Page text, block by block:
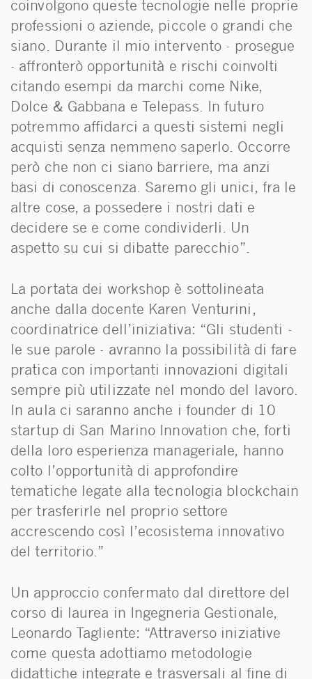
coinvolgono queste tecnologie nelle proprie
professioni o aziende, piccole o grandi che
siano. Durante il mio intervento - prosegue
- affronterò opportunità e rischi coinvolti
citando esempi da marchi come Nike,
Dolce & Gabbana e Telepass. In futuro
potremmo affidarci a questi sistemi negli
acquisti senza nemmeno saperlo. Occorre
però che non ci siano barriere, ma anzi
basi di conoscenza. Saremo gli unici, fra le
altre cose, a possedere i nostri dati e
decidere se e come condividerli. Un
aspetto su cui si dibatte parecchio”.
La portata dei workshop è sottolineata
anche dalla docente Karen Venturini,
coordinatrice dell’iniziativa: “Gli studenti -
le sue parole - avranno la possibilità di fare
pratica con importanti innovazioni digitali
sempre più utilizzate nel mondo del lavoro.
In aula ci saranno anche i founder di 10
startup di San Marino Innovation che, forti
della loro esperienza manageriale, hanno
colto l’opportunità di approfondire
tematiche legate alla tecnologia blockchain
per trasferirle nel proprio settore
accrescendo così l’ecosistema innovativo
del territorio.”
Un approccio confermato dal direttore del
corso di laurea in Ingegneria Gestionale,
Leonardo Tagliente: “Attraverso iniziative
come questa adottiamo metodologie
didattiche integrate e trasversali al fine di